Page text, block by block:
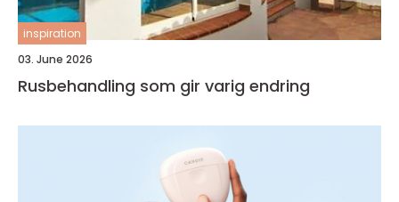
inspiration
03. June 2026
Rusbehandling som gir varig endring